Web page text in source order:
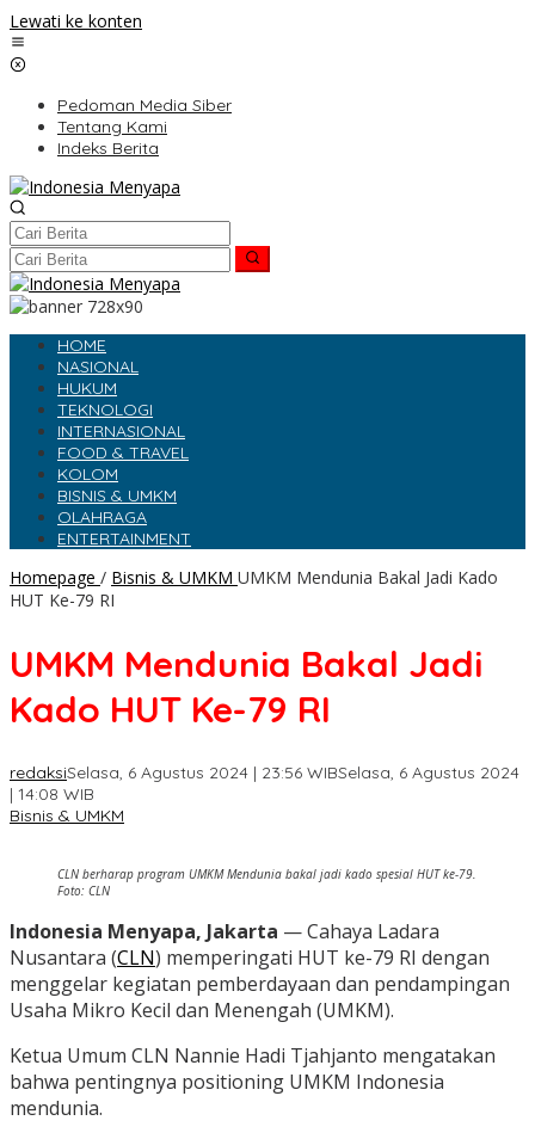
Lewati ke konten
Pedoman Media Siber
Tentang Kami
Indeks Berita
HOME
NASIONAL
HUKUM
TEKNOLOGI
INTERNASIONAL
FOOD & TRAVEL
KOLOM
BISNIS & UMKM
OLAHRAGA
ENTERTAINMENT
Homepage / Bisnis & UMKM UMKM Mendunia Bakal Jadi Kado
HUT Ke-79 RI
UMKM Mendunia Bakal Jadi
Kado HUT Ke-79 RI
redaksiSelasa, 6 Agustus 2024 | 23:56 WIBSelasa, 6 Agustus 2024
| 14:08 WIB
Bisnis & UMKM
CLN berharap program UMKM Mendunia bakal jadi kado spesial HUT ke-79.
Foto: CLN
Indonesia Menyapa, Jakarta — Cahaya Ladara
Nusantara (CLN) memperingati HUT ke-79 RI dengan
menggelar kegiatan pemberdayaan dan pendampingan
Usaha Mikro Kecil dan Menengah (UMKM).
Ketua Umum CLN Nannie Hadi Tjahjanto mengatakan
bahwa pentingnya positioning UMKM Indonesia
mendunia.